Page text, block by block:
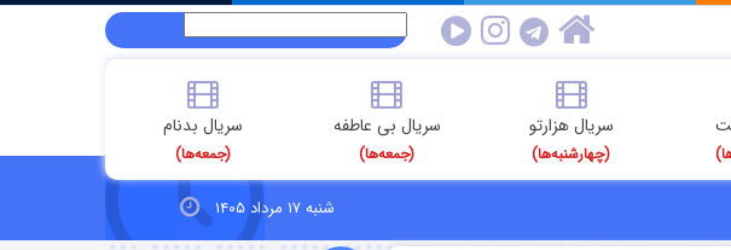
سریال هزارتو
(چهارشنبه‌ها)
سریال بی عاطفه
(جمعه‌ها)
سریال بدنام
(جمعه‌ها)
شنبه ۱۷ مرداد ۱۴۰۵